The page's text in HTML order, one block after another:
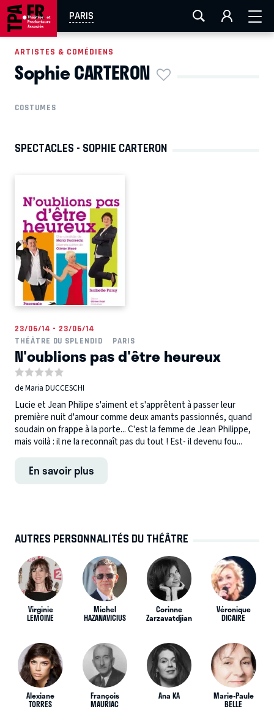
PARIS
AIX-MARSEILLE LA ROCHELLE
EN TOURNÉE
ARTISTES & COMÉDIENS
Sophie CARTERON
COSTUMES
SPECTACLES - SOPHIE CARTERON
23/06/14 - 23/06/14
THÉÂTRE DU SPLENDID
PARIS
N'oublions pas d'être heureux
de Maria DUCCESCHI
Lucie et Jean Philipe s'aiment et s'apprêtent à passer leur
première nuit d'amour comme deux amants passionnés, quand
soudain on frappe à la porte... C'est la femme de Jean Philippe,
mais voilà : il ne la reconnaît pas du tout ! Est- il devenu fou...
En savoir plus
AUTRES PERSONNALITÉS DU THÉÂTRE
Virginie
LEMOINE
Michel
HAZANAVICIUS
Corinne
Zarzavatdjian
Véronique
DICAIRE
Alexiane
TORRES
François
MAURIAC
Ana KA Marie-Paule
BELLE